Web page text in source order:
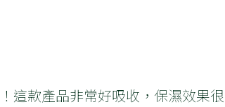
這款產品非常好吸收，保濕效果